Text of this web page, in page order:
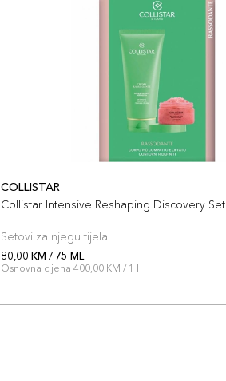
COLLISTAR
Collistar Intensive Reshaping Discovery Set
Setovi za njegu tijela
80,00 KM / 75 ML
Osnovna cijena 400,00 KM / 1 l